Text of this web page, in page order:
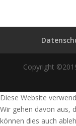
Copyright
Diese Website
Wir gehen davon aus,
können dies auch